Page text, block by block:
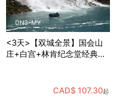
DN3-MY
<3天>【双城全景】国会山
庄+白宫+林肯纪念堂经典地
凌空，纽约往返CAD$ 107.30起